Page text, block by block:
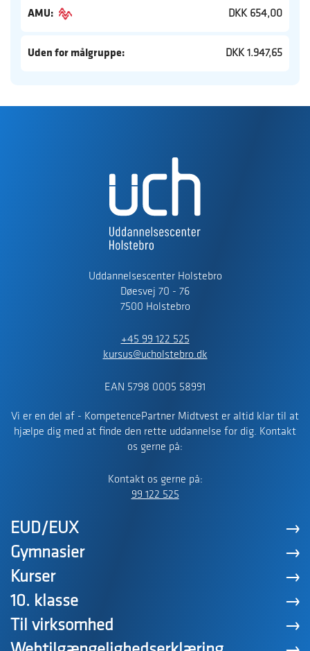
AMU: DKK 654,00
Uden for målgruppe: DKK 1.947,65
Uddannelsescenter Holstebro
Døesvej 70 - 76
7500 Holstebro
+45 99 122 525
kursus@ucholstebro.dk
EAN 5798 0005 58991
Vi er en del af - KompetencePartner Midtvest er altid klar til at
hjælpe dig med at finde den rette uddannelse for dig. Kontakt
os gerne på:
Kontakt os gerne på:
99 122 525
EUD/EUX
Gymnasier
Kurser
10. klasse
Til virksomhed